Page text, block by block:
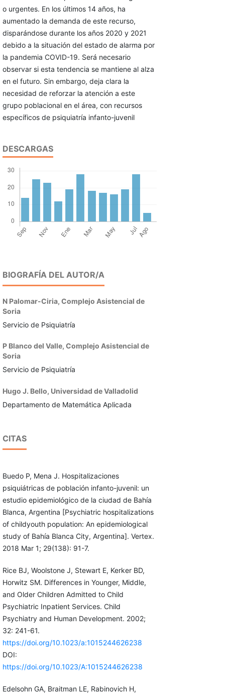
o urgentes. En los últimos 14 años, ha
aumentado la demanda de este recurso,
disparándose durante los años 2020 y 2021
debido a la situación del estado de alarma por
la pandemia COVID-19. Será necesario
observar si esta tendencia se mantiene al alza
en el futuro. Sin embargo, deja clara la
necesidad de reforzar la atención a este
grupo poblacional en el área, con recursos
específicos de psiquiatría infanto-juvenil
DESCARGAS
BIOGRAFÍA DEL AUTOR/A
N Palomar-Ciria, Complejo Asistencial de
Soria
Servicio de Psiquiatría
P Blanco del Valle, Complejo Asistencial de
Soria
Servicio de Psiquiatría
Hugo J. Bello, Universidad de Valladolid
Departamento de Matemática Aplicada
CITAS
Buedo P, Mena J. Hospitalizaciones
psiquiátricas de población infanto-juvenil: un
estudio epidemiológico de la ciudad de Bahía
Blanca, Argentina [Psychiatric hospitalizations
of childyouth population: An epidemiological
study of Bahía Blanca City, Argentina]. Vertex.
2018 Mar 1; 29(138): 91-7.
Rice BJ, Woolstone J, Stewart E, Kerker BD,
Horwitz SM. Differences in Younger, Middle,
and Older Children Admitted to Child
Psychiatric Inpatient Services. Child
Psychiatry and Human Development. 2002;
32: 241-61.
https://doi.org/10.1023/a:1015244626238
DOI:
https://doi.org/10.1023/A:1015244626238
Edelsohn GA, Braitman LE, Rabinovich H,